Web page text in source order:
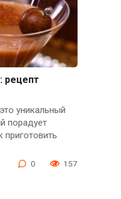
рецепт
уникальный
порадует
приготовить
0 157